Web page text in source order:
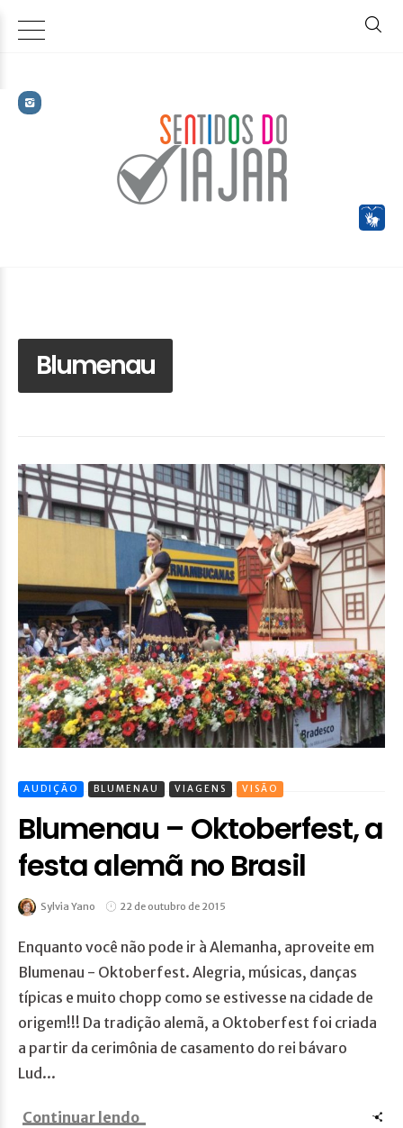
Blumenau
AUDIÇÃO BLUMENAU VIAGENS VISÃO
Blumenau – Oktoberfest, a
festa alemã no Brasil
Sylvia Yano 22 de outubro de 2015
Enquanto você não pode ir à Alemanha, aproveite em
Blumenau - Oktoberfest. Alegria, músicas, danças
típicas e muito chopp como se estivesse na cidade de
origem!!! Da tradição alemã, a Oktoberfest foi criada
a partir da cerimônia de casamento do rei bávaro
Lud...
Continuar lendo